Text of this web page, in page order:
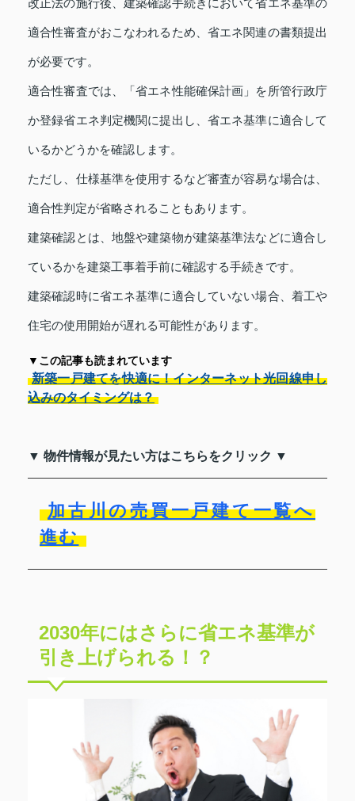
改正法の施行後、建築確認手続きにおいて省エネ基準の
適合性審査がおこなわれるため、省エネ関連の書類提出
が必要です。
適合性審査では、「省エネ性能確保計画」を所管行政庁
か登録省エネ判定機関に提出し、省エネ基準に適合して
いるかどうかを確認します。
ただし、仕様基準を使用するなど審査が容易な場合は、
適合性判定が省略されることもあります。
建築確認とは、地盤や建築物が建築基準法などに適合し
ているかを建築工事着手前に確認する手続きです。
建築確認時に省エネ基準に適合していない場合、着工や
住宅の使用開始が遅れる可能性があります。
▼この記事も読まれています
新築一戸建てを快適に！インターネット光回線申し
込みのタイミングは？
▼ 物件情報が見たい方はこちらをクリック ▼
加古川の売買一戸建て一覧へ
進む
2030年にはさらに省エネ基準が
引き上げられる！？